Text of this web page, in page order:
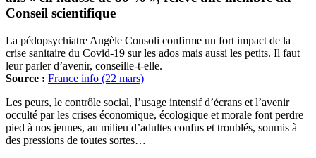
Conseil scientifique
La pédopsychiatre Angèle Consoli confirme un fort impact de la
crise sanitaire du Covid-19 sur les ados mais aussi les petits. Il faut
leur parler d’avenir, conseille-t-elle.
Source : France info (22 mars)
Les peurs, le contrôle social, l’usage intensif d’écrans et l’avenir
occulté par les crises économique, écologique et morale font perdre
pied à nos jeunes, au milieu d’adultes confus et troublés, soumis à
des pressions de toutes sortes…